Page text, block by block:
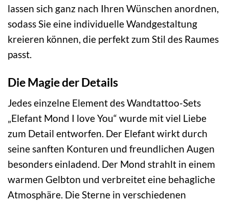
lassen sich ganz nach Ihren Wünschen anordnen,
sodass Sie eine individuelle Wandgestaltung
kreieren können, die perfekt zum Stil des Raumes
passt.
Die Magie der Details
Jedes einzelne Element des Wandtattoo-Sets
„Elefant Mond I love You“ wurde mit viel Liebe
zum Detail entworfen. Der Elefant wirkt durch
seine sanften Konturen und freundlichen Augen
besonders einladend. Der Mond strahlt in einem
warmen Gelbton und verbreitet eine behagliche
Atmosphäre. Die Sterne in verschiedenen